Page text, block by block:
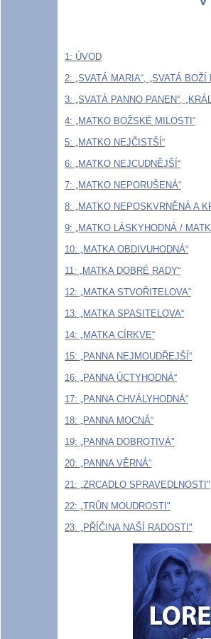
1: ÚVOD
2: „SVATÁ MARIA“, „SVATÁ
3: „SVATÁ PANNO PANEN“,
4: „MATKO BOŽSKÉ MILOSTI“
5: „MATKO NEJČISTŠÍ“
6: „MATKO NEJCUDNĚJŠÍ“
7: „MATKO NEPORUŠENÁ“
8: „MATKO NEPOSKVRNĚNÁ A
9: „MATKO LÁSKYHODNÁ /
10: „MATKA OBDIVUHODNÁ“
11: „MATKA DOBRÉ RADY“
12: „MATKA STVOŘITELOVA“
13: „MATKA SPASITELOVA“
14: „MATKA CÍRKVE“
15: „PANNA NEJMOUDŘEJŠÍ“
16: „PANNA ÚCTYHODNÁ“
17: „PANNA CHVÁLYHODNÁ“
18: „PANNA MOCNÁ“
19: „PANNA DOBROTIVÁ"
20: „PANNA VĚRNÁ“
21: „ZRCADLO SPRAVEDLNOSTI"
22: „TRŮN MOUDROSTI"
23: „PŘÍČINA NAŠÍ RADOSTI"